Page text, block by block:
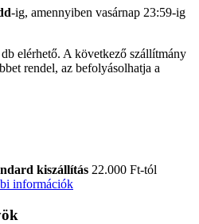
-ig, amennyiben vasárnap 23:59-ig
elérhető. A következő szállítmány
rendel, az befolyásolhatja a
kiszállítás 22.000 Ft-tól
információk